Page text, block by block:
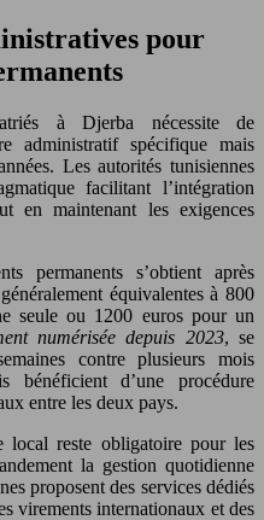
pour
à Djerba nécessite de
administratif spécifique mais
Les autorités tunisiennes
facilitant l’intégration
en maintenant les exigences
permanents s’obtient après
équivalentes à 800
seule ou 1200 euros pour un
numérisée depuis 2023, se
contre plusieurs mois
bénéficient d’une procédure
entre les deux pays.
local reste obligatoire pour les
la gestion quotidienne
proposent des services dédiés
virements internationaux et des